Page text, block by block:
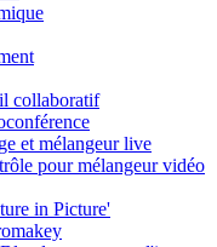
collaboratif
et mélangeur live
pour mélangeur vidéo
in Picture'